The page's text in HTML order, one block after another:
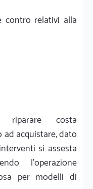
contro relativi alla
riparare costa
acquistare, dato
si assesta
l'operazione
per modelli di